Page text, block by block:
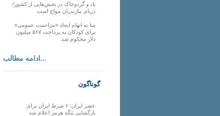
باد و گردوخاک در بخش‌هایی از کشور/
دریای مازندران مواج است
متا به اتهام ایجاد «مزاحمت عمومی»
برای کودکان به پرداخت ۵۶۷ میلیون
دلار محکوم شد
ادامه مطالب...
گوناگون
عصر ایران: ۶ شرط ایران برای
بازگشایی تنگه هرمز اعلام شد